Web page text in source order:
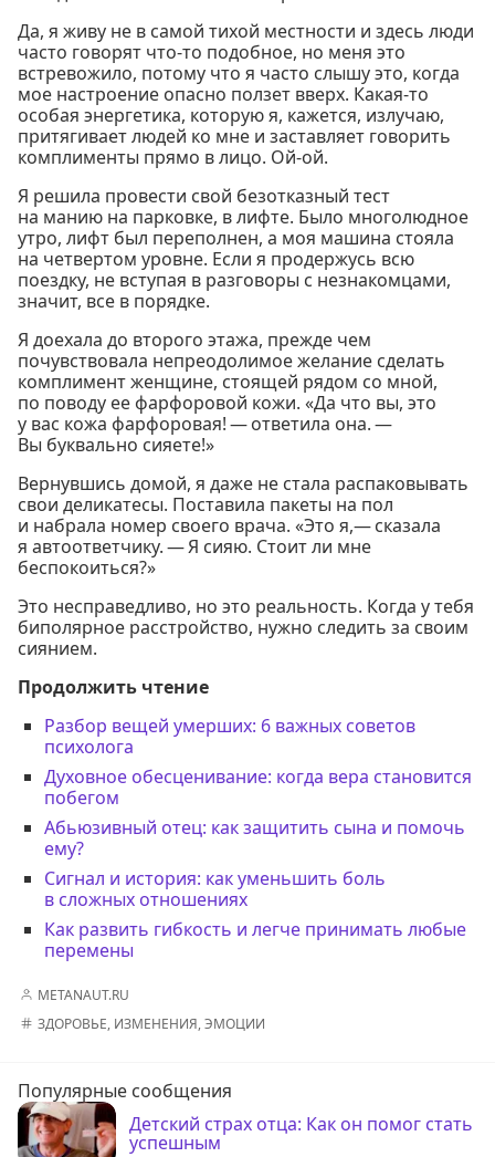
Да, я живу не в самой тихой местности и здесь люди
часто говорят что-то подобное, но меня это
встревожило, потому что я часто слышу это, когда
мое настроение опасно ползет вверх. Какая-то
особая энергетика, которую я, кажется, излучаю,
притягивает людей ко мне и заставляет говорить
комплименты прямо в лицо. Ой-ой.
Я решила провести свой безотказный тест
на манию на парковке, в лифте. Было многолюдное
утро, лифт был переполнен, а моя машина стояла
на четвертом уровне. Если я продержусь всю
поездку, не вступая в разговоры с незнакомцами,
значит, все в порядке.
Я доехала до второго этажа, прежде чем
почувствовала непреодолимое желание сделать
комплимент женщине, стоящей рядом со мной,
по поводу ее фарфоровой кожи. «Да что вы, это
у вас кожа фарфоровая! — ответила она. —
Вы буквально сияете!»
Вернувшись домой, я даже не стала распаковывать
свои деликатесы. Поставила пакеты на пол
и набрала номер своего врача. «Это я,— сказала
я автоответчику. — Я сияю. Стоит ли мне
беспокоиться?»
Это несправедливо, но это реальность. Когда у тебя
биполярное расстройство, нужно следить за своим
сиянием.
Продолжить чтение
Разбор вещей умерших: 6 важных советов
психолога
Духовное обесценивание: когда вера становится
побегом
Абьюзивный отец: как защитить сына и помочь
ему?
Сигнал и история: как уменьшить боль
в сложных отношениях
Как развить гибкость и легче принимать любые
перемены
METANAUT.RU
ЗДОРОВЬЕ, ИЗМЕНЕНИЯ,ЭМОЦИИ
Популярные сообщения
Детский страх отца: Как он помог стать
успешным